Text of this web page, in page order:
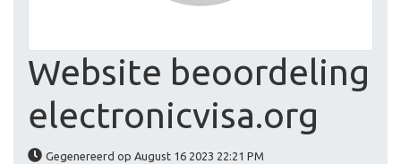
Website beoordeling
electronicvisa.org
Gegenereerd op August 16 2023 22:21 PM